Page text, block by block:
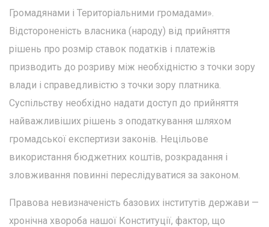
Громадянами і Територіальними громадами».
Відстороненість власника (народу) від прийняття
рішень про розмір ставок податків і платежів
призводить до розриву між необхідністю з точки зору
влади і справедливістю з точки зору платника.
Суспільству необхідно надати доступ до прийняття
найважливіших рішень з оподаткування шляхом
громадської експертизи законів. Нецільове
використання бюджетних коштів, розкрадання і
зловживання повинні переслідуватися за законом.
Правова невизначеність базових інститутів держави —
хронічна хвороба нашої Конституції, фактор, що